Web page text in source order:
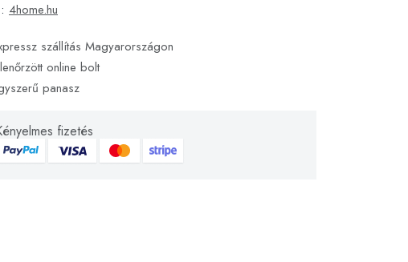
4home.hu
szállítás Magyarországon
online bolt
panasz
fizetés